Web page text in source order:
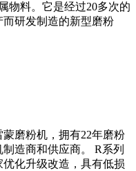
物料。它是经过20多次的
研发制造的新型磨粉
磨粉机，拥有22年磨粉
造商和供应商。 R系列
化升级改造，具有低损